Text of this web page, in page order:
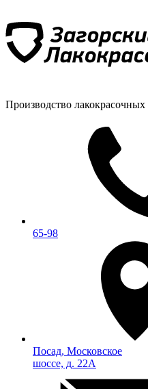
Производство лакокрасочных
65-98
Посад, Московское
шоссе, д. 22А